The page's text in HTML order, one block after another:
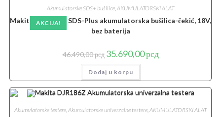
AKCIJA!
Akumulatorske SDS+ bušilice AKUMULATORSKI ALAT
Makita DHR243Z SDS-Plus akumulatorska bušilica-čekić, 18V,
bez baterija
46.490,00рсд Originalna
cena
je
bila:
46.490,00 рсд.
35.690,00рсдTrenutna
cena
Dodaj u korpu
Akumulatorske testere Akumulatorske univerzalne testere AKUMULATORSKI ALAT